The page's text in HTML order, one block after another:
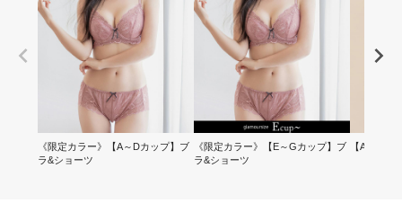
《限定カラー》【A～Dカップ】ブ
ラ&ショーツ
《限定カラー》【E～Gカップ】ブ
ラ&ショーツ
【A～Dカ